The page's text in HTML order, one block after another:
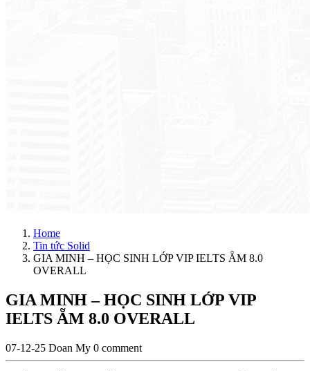
Home
Tin tức Solid
GIA MINH – HỌC SINH LỚP VIP IELTS ẴM 8.0
OVERALL
GIA MINH – HỌC SINH LỚP VIP
IELTS ẴM 8.0 OVERALL
07-12-25 Doan My 0 comment